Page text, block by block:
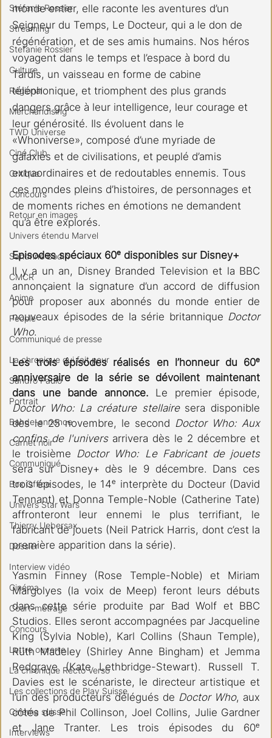
Stéfanie Rossier
Streaming
Stefanie Rossier
Culture
Régional
Merchandising
TWD Universe
Ciné Club
Critique
Concours
Retour en images
Univers étendu Marvel
Sandrine Bodin
CMCR
Anime
People
Communiqué de presse
La chronique qui fait peur
Sandro Paulo
Portrait
Bande-annonce
Carnet noir
Communiqué
Box Office
Univers Star Wars
Thierry Uebersax
Dossier
Interview vidéo
Cinéma
Court-métrage
Concours
Lettre ouverte
La chronique Recto Verso
Les collections de Play Suisse
Cinéma suisse
Interviews
monde entier, elle raconte les aventures d’un
Seigneur du Temps, Le Docteur, qui a le don de
régénération, et de ses amis humains. Nos héros
voyagent dans le temps et l’espace à bord du
Tardis, un vaisseau en forme de cabine
téléphonique, et triomphent des plus grands
dangers grâce à leur intelligence, leur courage et
leur générosité. Ils évoluent dans le
«Whoniverse», composé d’une myriade de
galaxies et de civilisations, et peuplé d’amis
extraordinaires et de redoutables ennemis. Tous
ces mondes pleins d’histoires, de personnages et
de moments riches en émotions ne demandent
qu’à être explorés.
Episodes spéciaux 60ᵉ disponibles sur Disney+
Il y a un an, Disney Branded Television et la BBC
annonçaient la signature d’un accord de diffusion
pour proposer aux abonnés du monde entier de
nouveaux épisodes de la série britannique Doctor
Who.
Les trois épisodes réalisés en l’honneur du 60ᵉ
anniversaire de la série se dévoilent maintenant
dans une bande annonce.
Doctor Who: La créature stellaire sera disponible
dès le 25 novembre, le second Doctor Who: Aux
confins de l'univers arrivera dès le 2 décembre et
le troisième Doctor Who: Le Fabricant de jouets
sera sur Disney+ dès le 9 décembre. Dans ces
trois épisodes, le 14ᵉ interprète du Docteur (David
Tennant) et Donna Temple-Noble (Catherine Tate)
affronteront leur ennemi le plus terrifiant, le
fabricant de jouets (Neil Patrick Harris, dont c’est la
première apparition dans la série).
Yasmin Finney (Rose Temple-Noble) et Miriam
Margolyes (la voix de Meep) feront leurs débuts
dans cette série produite par Bad Wolf et BBC
Studios. Elles seront accompagnées par Jacqueline
King (Sylvia Noble), Karl Collins (Shaun Temple),
Ruth Madeley (Shirley Anne Bingham) et Jemma
Redgrave (Kate Lethbridge-Stewart). Russell T.
Davies est le scénariste, le directeur artistique et
l’un des producteurs délégués de Doctor Who, aux
côtés de Phil Collinson, Joel Collins, Julie Gardner
et Jane Tranter. Les trois épisodes du 60ᵉ